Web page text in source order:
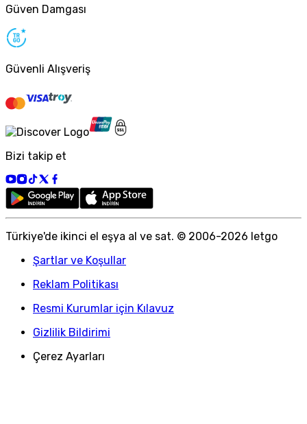
Güven Damgası
Güvenli Alışveriş
Bizi takip et
Türkiye'de ikinci el eşya al ve sat. © 2006-2026 letgo
Şartlar ve Koşullar
Reklam Politikası
Resmi Kurumlar için Kılavuz
Gizlilik Bildirimi
Çerez Ayarları